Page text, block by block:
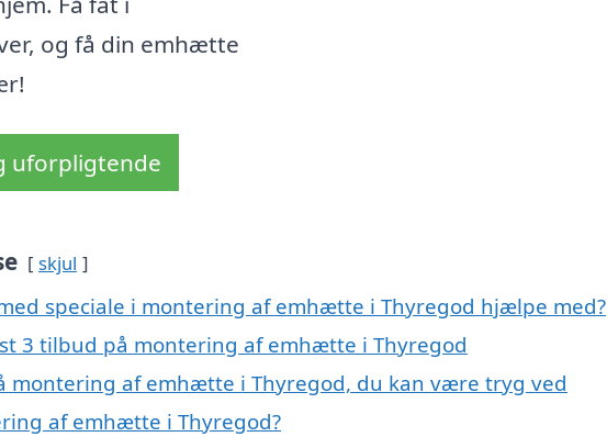
og få din emhætte
uforpligtende
skjul
speciale i montering af emhætte i Thyregod hjælpe med?
3 tilbud på montering af emhætte i Thyregod
montering af emhætte i Thyregod, du kan være tryg ved
af emhætte i Thyregod?